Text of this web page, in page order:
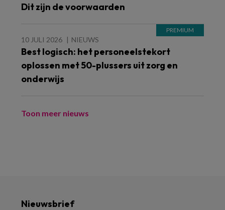
Dit zijn de voorwaarden
10 JULI 2026 NIEUWS
Best logisch: het personeelstekort
oplossen met 50-plussers uit zorg en
onderwijs
Toon meer nieuws
Nieuwsbrief